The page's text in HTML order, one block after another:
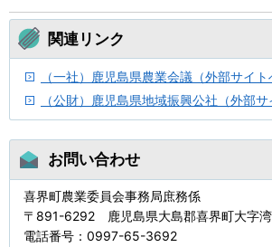
関連リンク
（一社）鹿児島県農業会議（外部サイト
（公財）鹿児島県地域振興公社（外部サ
お問い合わせ
喜界町農業委員会事務局庶務係
〒891-6292 鹿児島県大島郡喜界町大字
電話番号：0997-65-3692